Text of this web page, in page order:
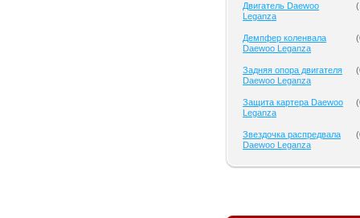
Двигатель Daewoo
Leganza
(
Демпфер коленвала
Daewoo Leganza
(
Задняя опора двигателя
Daewoo Leganza
(
Защита картера Daewoo
Leganza
(
Звездочка распредвала
Daewoo Leganza
(